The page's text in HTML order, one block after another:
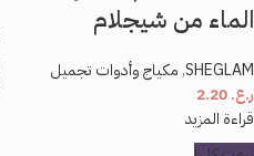
الماء من شيجلام
SHEGLAM
, مكياج وأدوات تجميل
ر.ع.
قراءة المزيد